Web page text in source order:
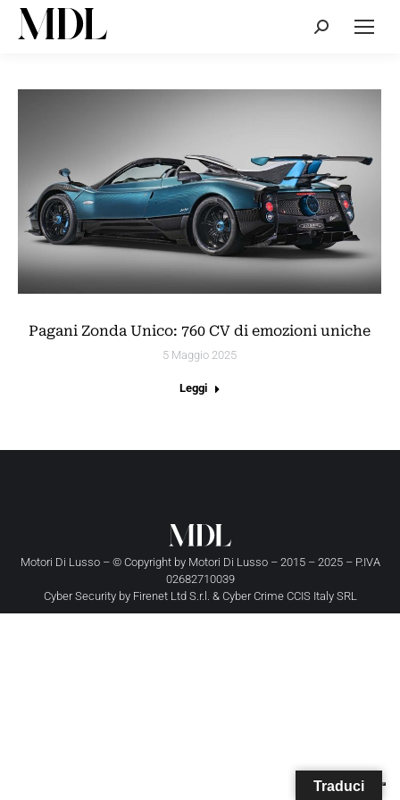
Cerca:
Pagani Zonda Unico: 760 CV di emozioni uniche
5 Maggio 2025
Leggi
Motori Di Lusso – © Copyright by Motori Di Lusso– 2015 – 2025 – P.IVA
02682710039
Cyber Security by Firenet Ltd S.r.l. & Cyber Crime CCIS Italy SRL
Traduci